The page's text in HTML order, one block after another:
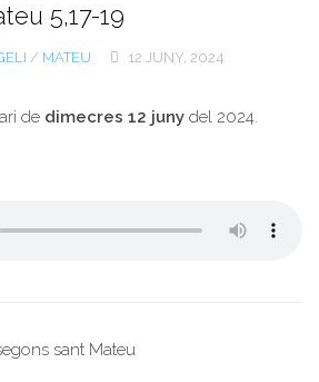
5,17-19
/ MATEU 12 JUNY, 2024
de dimecres 12 juny del 2024.
sant Mateu